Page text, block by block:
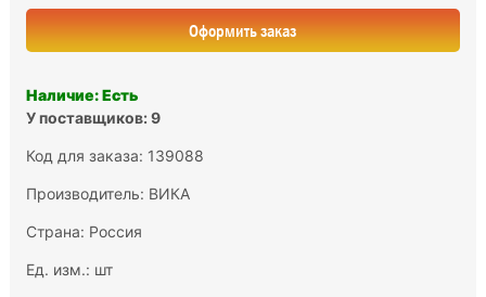
Оформить заказ
Наличие: Есть
У поставщиков: 9
Код для заказа: 139088
Производитель: ВИКА
Страна: Россия
Ед. изм.: шт